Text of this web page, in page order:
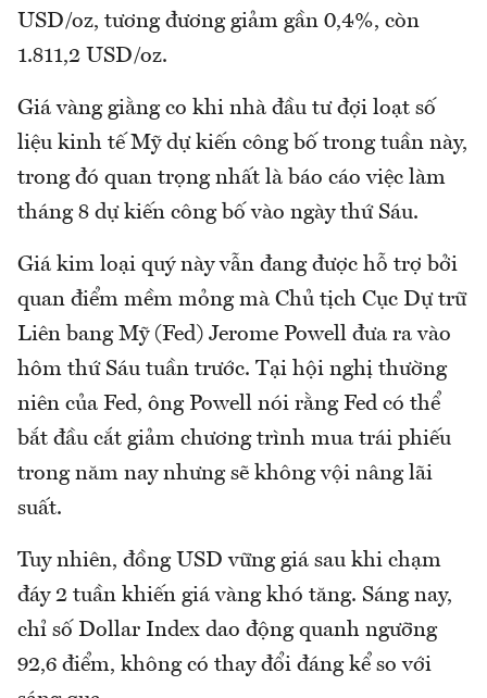
USD/oz, tương đương giảm gần 0,4%, còn
1.811,2 USD/oz.
Giá vàng giằng co khi nhà đầu tư đợi loạt số
liệu kinh tế Mỹ dự kiến công bố trong tuần này,
trong đó quan trọng nhất là báo cáo việc làm
tháng 8 dự kiến công bố vào ngày thứ Sáu.
Giá kim loại quý này vẫn đang được hỗ trợ bởi
quan điểm mềm mỏng mà Chủ tịch Cục Dự trữ
Liên bang Mỹ (Fed) Jerome Powell đưa ra vào
hôm thứ Sáu tuần trước. Tại hội nghị thường
niên của Fed, ông Powell nói rằng Fed có thể
bắt đầu cắt giảm chương trình mua trái phiếu
trong năm nay nhưng sẽ không vội nâng lãi
suất.
Tuy nhiên, đồng USD vững giá sau khi chạm
đáy 2 tuần khiến giá vàng khó tăng. Sáng nay,
chỉ số Dollar Index dao động quanh ngưỡng
92,6 điểm, không có thay đổi đáng kể so với